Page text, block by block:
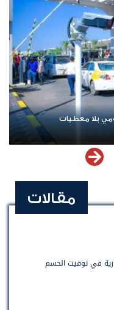
بلا معطيات
مقالات
في توقيت الحسم